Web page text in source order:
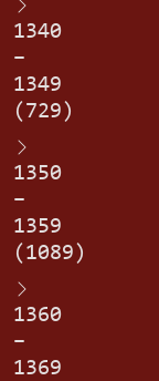
1340
–
1349
(729)
1350
–
1359
(1089)
1360
–
1369